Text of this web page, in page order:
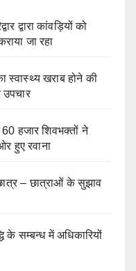
द्वारा कांवड़ियों को
जा रहा
स्वास्थ्य खराब होने की
उपचार
हजार शिवभक्तों ने
हुए रवाना
– छात्राओं के सुझाव
के सम्बन्ध में अधिकारियों